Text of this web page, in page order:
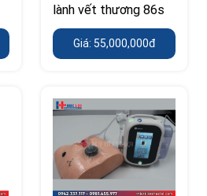
lành vết thương 86s
Giá: 55,000,000đ